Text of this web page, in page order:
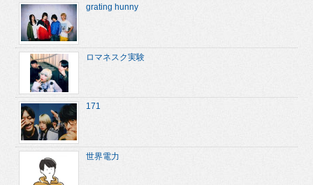
grating hunny
ロマネスク実験
171
世界電力